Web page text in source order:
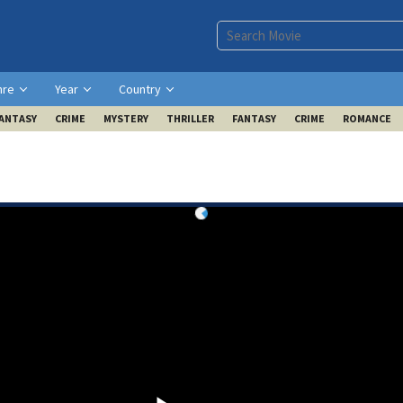
Year Country
CRIME MYSTERY THRILLER FANTASY CRIME ROMANCE